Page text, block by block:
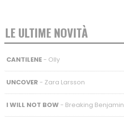
LE ULTIME NOVITÀ
CANTILENE- Olly
UNCOVER - Zara Larsson
I WILL NOT BOW - Breaking Benjamin